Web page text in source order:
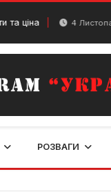
4 Листопада, 2024
РОЗВАГИ